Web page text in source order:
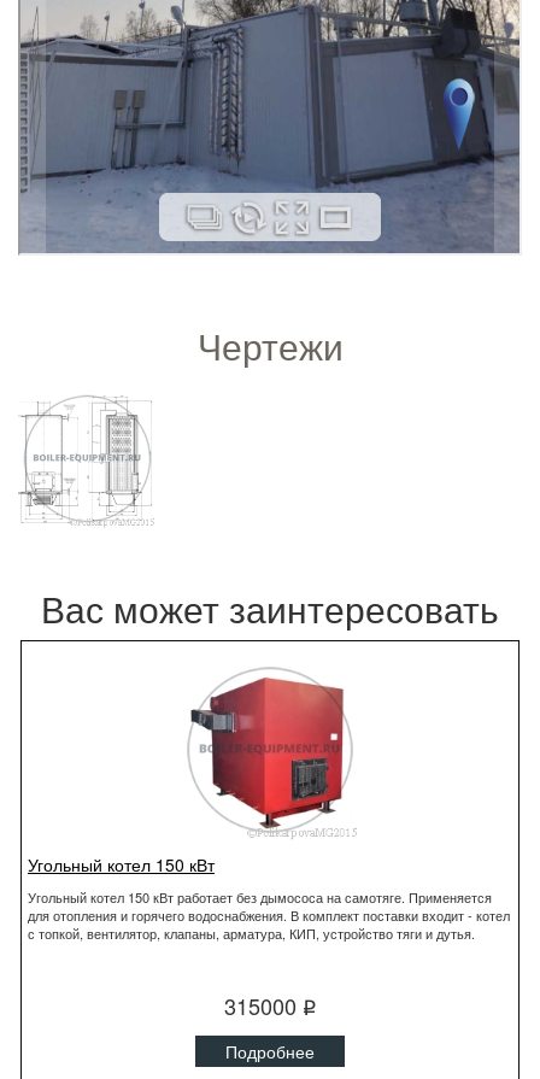
Чертежи
Вас может заинтересовать
Угольный котел 150 кВт
Угольный котел 150 кВт работает без дымососа на самотяге. Применяется
для отопления и горячего водоснабжения. В комплект поставки входит - котел
с топкой, вентилятор, клапаны, арматура, КИП, устройство тяги и дутья.
315000 q
Подробнее